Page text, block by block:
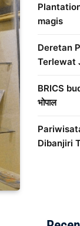
magis
Deretan
Terlewat
BRICS
भोपाल
Dibanjiri